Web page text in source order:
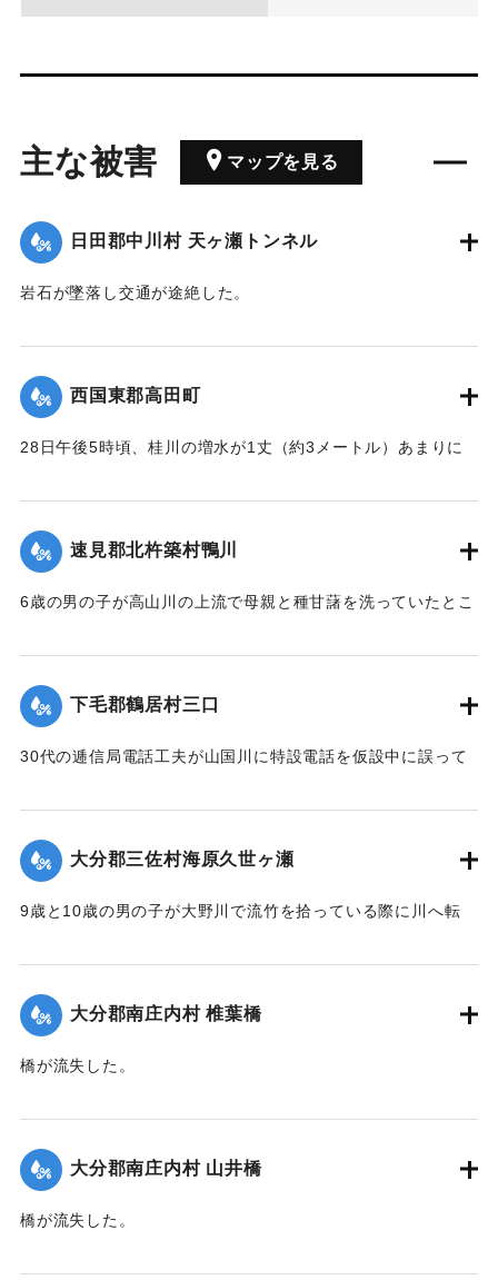
主な被害 マップを見る
日田郡中川村 天ヶ瀬トンネル
岩石が墜落し交通が途絶した。
｜固有コード: 00330039
西国東郡高田町
28日午後5時頃、桂川の増水が1丈（約3メートル）あまりに
｜固有コード:
速見郡北杵築村鴨川
6歳の男の子が高山川の上流で母親と種甘藷を洗っていたとこ
｜固有コード:
下毛郡鶴居村三口
30代の逓信局電話工夫が山国川に特設電話を仮設中に誤って
｜固有コード:
大分郡三佐村海原久世ヶ瀬
9歳と10歳の男の子が大野川で流竹を拾っている際に川へ転
し船に助けられ一命をとりとめた。
【出典：大分新聞 1928年6月29日朝刊4面】
｜固有コード:
大分郡南庄内村 椎葉橋
橋が流失した。
｜固有コード:00330037
大分郡南庄内村 山井橋
橋が流失した。